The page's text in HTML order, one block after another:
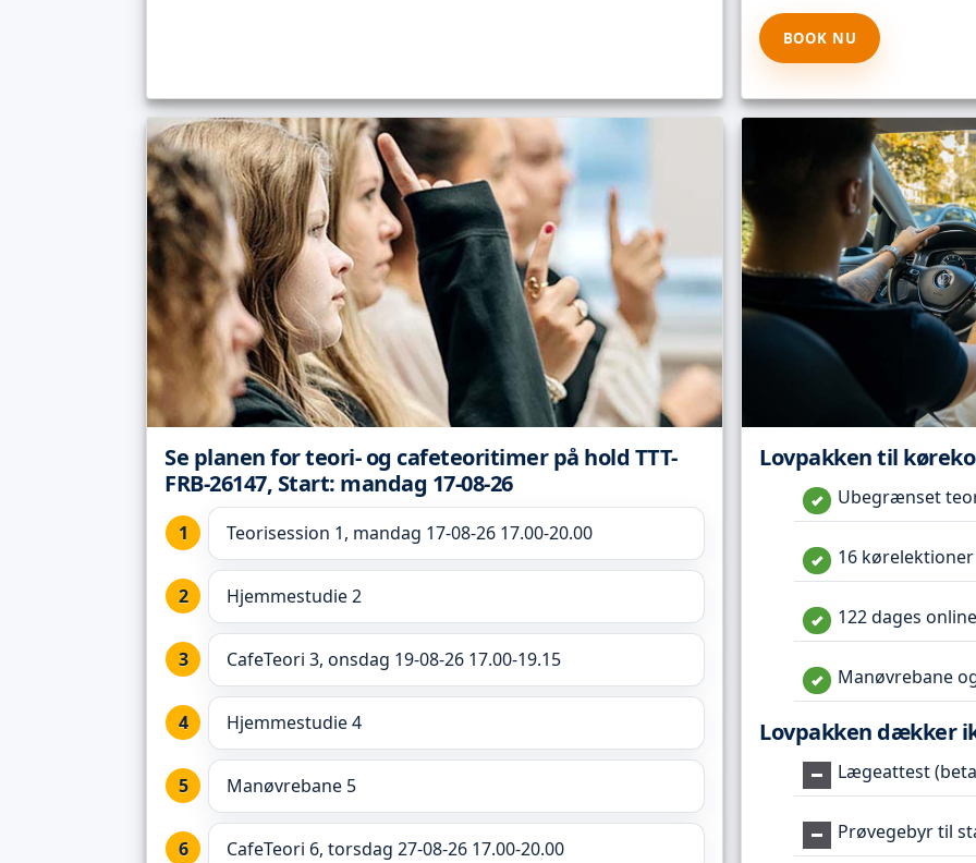
BOOK NU
Se planen for teori- og cafeteoritimer på hold TTT-
FRB-26147, Start: mandag 17-08-26
Teorisession 1, mandag 17-08-26 17.00-20.00
Hjemmestudie 2
CafeTeori 3, onsdag 19-08-26 17.00-19.15
Hjemmestudie 4
Manøvrebane 5
CafeTeori 6, torsdag 27-08-26 17.00-20.00
Lovpakken til
Ubegrænset
16 kørelektioner
122 dages
Manøvrebane
Lovpakken dækker
Lægeattest
Prøvegebyr til